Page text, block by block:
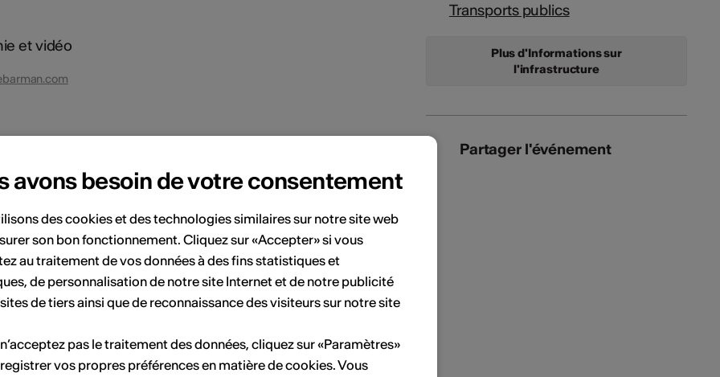
et vidéo
Di
6 7
21
Juillet 2026
Lu Ma Me Je Ve Sa Di
1 2 3 4 5
13 14 15 16 17 18 19
Transports publics
Plus d'Informations sur
l'infrastructure
Partager l'événement
avons besoin de votre consentement
des cookies et des technologies similaires sur notre site web
son bon fonctionnement. Cliquez sur «Accepter» si vous
au traitement de vos données à des fins statistiques et
de personnalisation de notre site Internet et de notre publicité
de tiers ainsi que de reconnaissance des visiteurs sur notre site
pas le traitement des données, cliquez sur «Paramètres»
vos propres préférences en matière de cookies. Vous